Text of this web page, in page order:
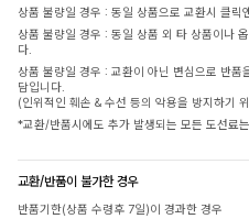
상품 불량일 경우 : 동일 상품으로 교환시 클릭
상품 불량일 경우 : 동일 상품 외 타 상품이나
다.
상품 불량일 경우 : 교환이 아닌 변심으로 반
담입니다.
(인위적인 훼손 & 수선 등의 악용을 방지하기
*교환/반품시에도 추가 발생되는 모든 도선료
교환/반품이 불가한 경우
반품기한(상품 수령후 7일)이 경과한 경우